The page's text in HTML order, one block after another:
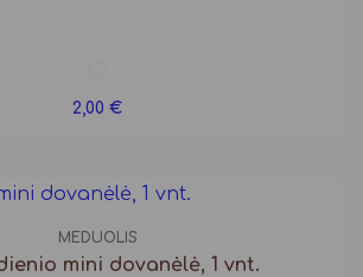
2,00 €
MEDUOLIS
mini dovanėlė, 1 vnt.